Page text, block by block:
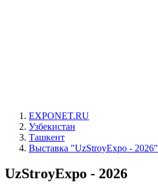
EXPONET.RU
Узбекистан
Ташкент
Выставка "UzStroyExpo - 2026"
UzStroyExpo - 2026